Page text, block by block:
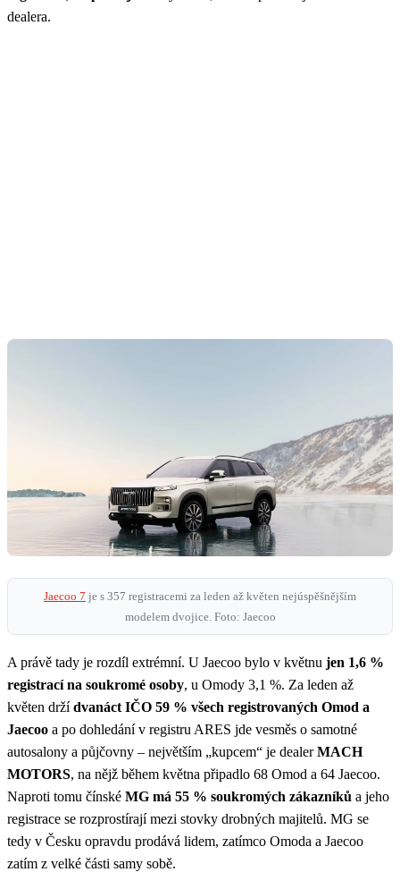
dealera.
Jaecoo 7 je s 357 registracemi za leden až květen nejúspěšnějším
modelem dvojice. Foto: Jaecoo
A právě tady je rozdíl extrémní. U Jaecoo bylo v květnu jen 1,6 %
registrací na soukromé osoby, u Omody 3,1 %. Za leden až
květen držídvanáct IČO 59 % všech registrovaných Omod a
Jaecoo a po dohledání v registru ARES jde vesměs o samotné
autosalony a půjčovny – největším „kupcem“ je dealerMACH
MOTORS, na nějž během května připadlo 68 Omod a 64 Jaecoo.
Naproti tomu čínské MG má 55 % soukromých zákazníků a jeho
registrace se rozprostírají mezi stovky drobných majitelů. MG se
tedy v Česku opravdu prodává lidem, zatímco Omoda a Jaecoo
zatím z velké části samy sobě.